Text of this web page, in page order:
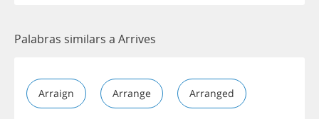
Palabras similars a Arrives
Arraign Arrange Arranged